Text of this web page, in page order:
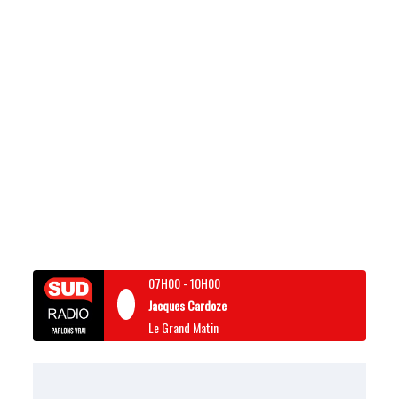
07H00-10H00
Jacques Cardoze
Le Grand Matin